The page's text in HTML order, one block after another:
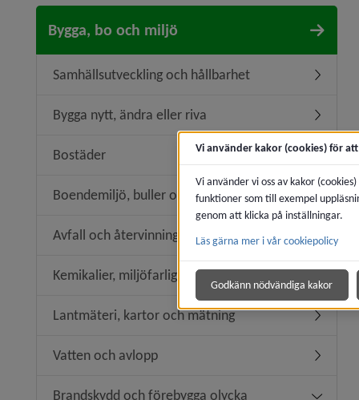
Bygga, bo och miljö
Samhällsutveckling och hållbarhet
Bygga nytt, ändra eller riva
Bostäder
Boendemiljö, buller och luftkvalitet
Avfall och återvinning
Kemikalier, miljöfarlig verksamhet
Lantmäteri, kartor och mätning
Vatten och avlopp
Brandskydd och förebygga olycka
Vi använder kakor (cookies) för
Vi använder vi oss av kakor
funktioner som till exempel
genom att klicka på inställningar.
Läs gärna mer i vår cookiepolicy
Godkänn nödvändiga kakor